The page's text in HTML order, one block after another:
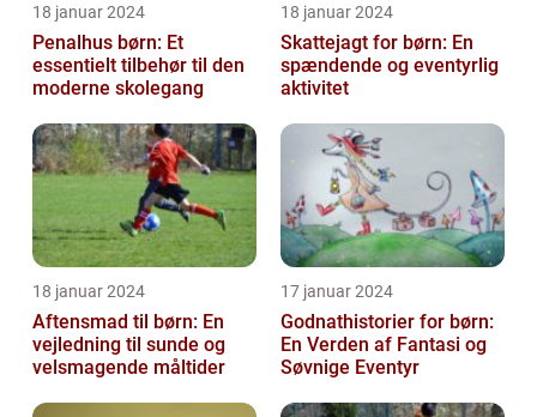
18 januar 2024
Penalhus børn: Et
essentielt tilbehør til den
moderne skolegang
18 januar 2024
Skattejagt for børn: En
spændende og eventyrlig
aktivitet
18 januar 2024
Aftensmad til børn: En
vejledning til sunde og
velsmagende måltider
17 januar 2024
Godnathistorier for børn:
En Verden af Fantasi og
Søvnige Eventyr